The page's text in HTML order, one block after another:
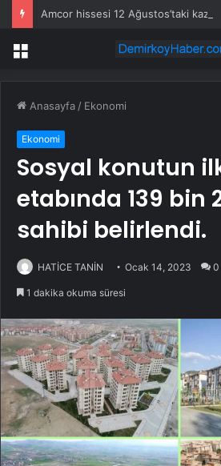
Menü
Anasayfa / Ekonomi
Ekonomi
Sosyal konutun
etabında 139 bin
sahibi belirlendi.
HATİCE TANİN Ocak 14, 2023 0
1 dakika okuma süresi